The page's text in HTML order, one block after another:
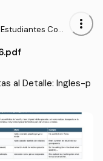
Com
more_vert
al Detalle: Ingles-p